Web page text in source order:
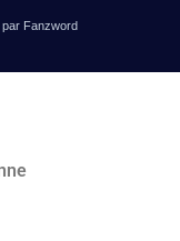
Fanzword